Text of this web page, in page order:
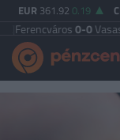
EUR 361.92 0.19
0-0Vasas FC|Győri